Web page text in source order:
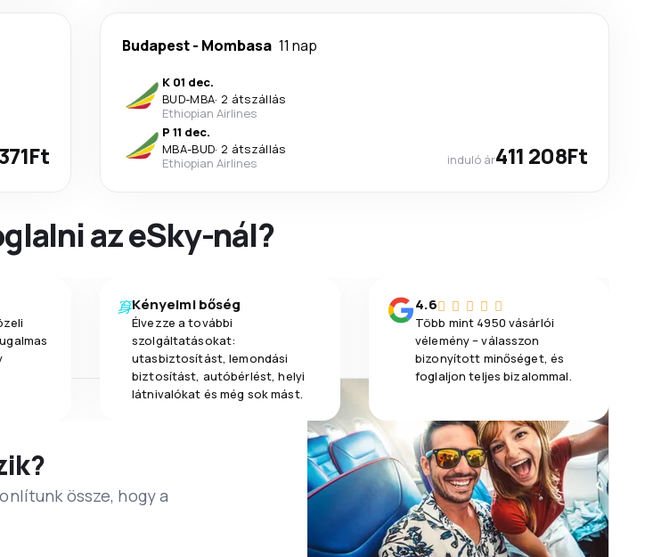
Budapest- Mombasa 11 nap
K 01 dec.
BUD-MBA· 2 átszállás
Ethiopian Airlines
P 11 dec.
MBA-BUD· 2 átszállás
Ethiopian Airlines
induló ár411 208Ft
az eSky-nál?
Kényelmi bőség
Élvezze a további
szolgáltatásokat:
utasbiztosítást, lemondási
biztosítást, autóbérlést, helyi
látnivalókat és még sok mást.
4.6
Több mint 4950 vásárlói
vélemény – válasszon
bizonyított minőséget, és
foglaljon teljes bizalommal.
össze, hogy a